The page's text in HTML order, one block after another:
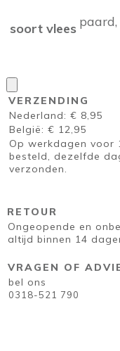
soort vlees paard,
VERZENDING
Nederland: € 8,95
België: € 12,95
Op werkdagen voor
besteld, dezelfde
verzonden.
RETOUR
Ongeopende en
altijd binnen 14
VRAGEN OF
bel ons
0318-521 790